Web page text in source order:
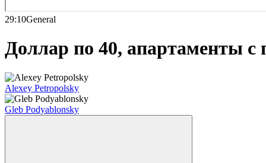
29:10General
Доллар по 40, апартаменты с
Alexey Petropolsky
Gleb Podyablonsky